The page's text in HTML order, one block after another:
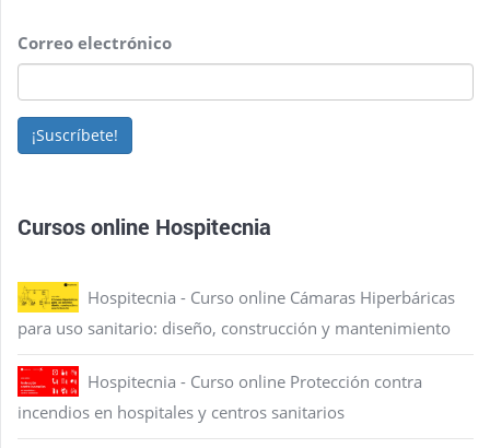
Correo electrónico
¡Suscríbete!
Cursos online Hospitecnia
Hospitecnia - Curso online Cámaras Hiperbáricas
para uso sanitario: diseño, construcción y mantenimiento
Hospitecnia - Curso online Protección contra
incendios en hospitales y centros sanitarios